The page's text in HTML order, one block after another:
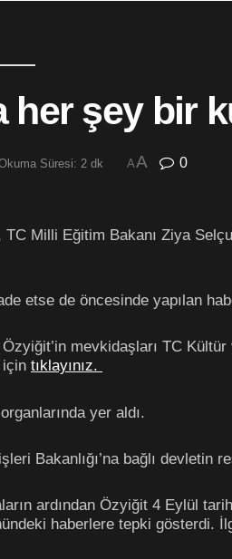
şey bir
Süresi: 2 dk AA 0
Milli Eğitim Bakanı Ziya
etse de öncesinde yapılan
mevkidaşları TC
için tıklayınız.
yer aldı.
Bakanlığı’na bağlı devletin
ardından Özyiğit 4 Eylül
haberlere tepki gösterdi.